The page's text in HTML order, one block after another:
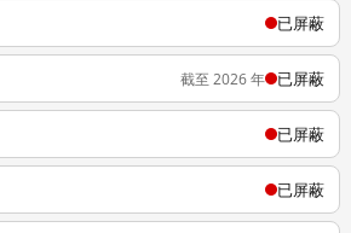
已屏蔽
截至 2026 年 已屏蔽
已屏蔽
已屏蔽